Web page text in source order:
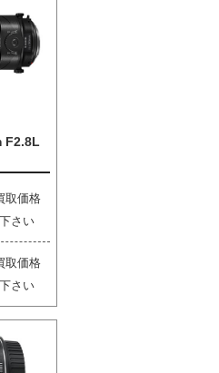
F2.8L
取価格
さい
取価格
さい